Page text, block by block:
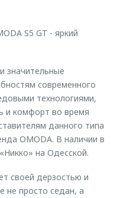
S5 GT - яркий
значительные
современного
технологиями,
и комфорт во время
данного типа
OMODA. В наличии в
на Одесской.
своей дерзостью и
не просто седан, а